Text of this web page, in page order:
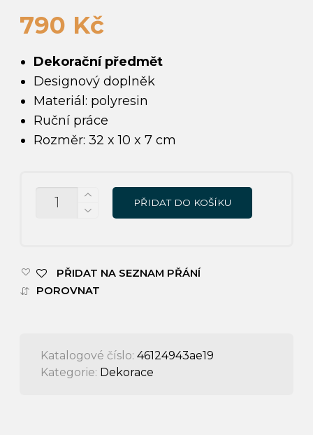
790 Kč
Dekorační předmět
Designový doplněk
Materiál: polyresin
Ruční práce
Rozměr: 32 x 10 x 7 cm
MNOŽSTVÍ PŘIDAT DO KOŠÍKU
PŘIDAT NA SEZNAM PŘÁNÍ
POROVNAT
Katalogové číslo:46124943ae19
Kategorie: Dekorace